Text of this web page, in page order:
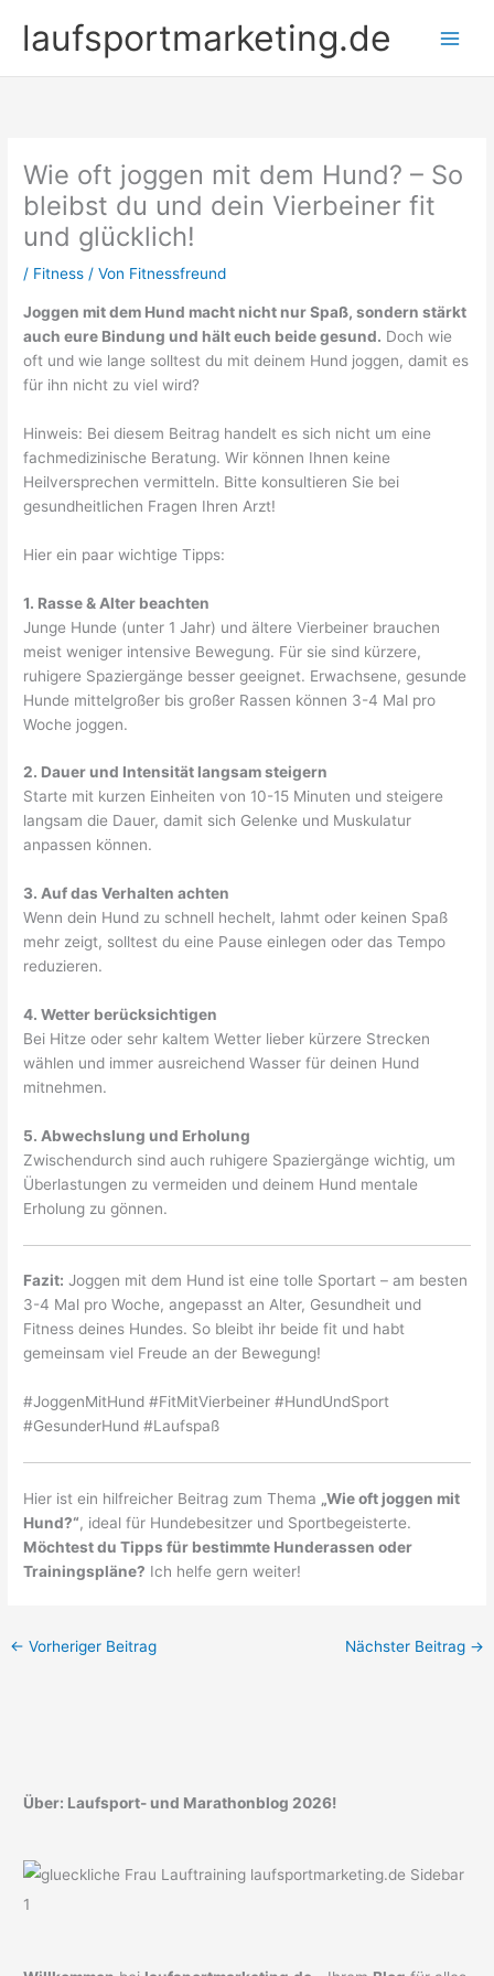
Inhaltlaufsportmarketing.de
Wie oft joggen mit dem Hund? – So
bleibst du und dein Vierbeiner fit
und glücklich!
/ Fitness / Von Fitnessfreund
Joggen mit dem Hund macht nicht nur Spaß, sondern stärkt
auch eure Bindung und hält euch beide gesund. Doch wie
oft und wie lange solltest du mit deinem Hund joggen, damit es
für ihn nicht zu viel wird?
Hinweis: Bei diesem Beitrag handelt es sich nicht um eine
fachmedizinische Beratung. Wir können Ihnen keine
Heilversprechen vermitteln. Bitte konsultieren Sie bei
gesundheitlichen Fragen Ihren Arzt!
Hier ein paar wichtige Tipps:
1. Rasse & Alter beachten
Junge Hunde (unter 1 Jahr) und ältere Vierbeiner brauchen
meist weniger intensive Bewegung. Für sie sind kürzere,
ruhigere Spaziergänge besser geeignet. Erwachsene, gesunde
Hunde mittelgroßer bis großer Rassen können 3-4 Mal pro
Woche joggen.
2. Dauer und Intensität langsam steigern
Starte mit kurzen Einheiten von 10-15 Minuten und steigere
langsam die Dauer, damit sich Gelenke und Muskulatur
anpassen können.
3. Auf das Verhalten achten
Wenn dein Hund zu schnell hechelt, lahmt oder keinen Spaß
mehr zeigt, solltest du eine Pause einlegen oder das Tempo
reduzieren.
4. Wetter berücksichtigen
Bei Hitze oder sehr kaltem Wetter lieber kürzere Strecken
wählen und immer ausreichend Wasser für deinen Hund
mitnehmen.
5. Abwechslung und Erholung
Zwischendurch sind auch ruhigere Spaziergänge wichtig, um
Überlastungen zu vermeiden und deinem Hund mentale
Erholung zu gönnen.
Fazit: Joggen mit dem Hund ist eine tolle Sportart – am besten
3-4 Mal pro Woche, angepasst an Alter, Gesundheit und
Fitness deines Hundes. So bleibt ihr beide fit und habt
gemeinsam viel Freude an der Bewegung!
#JoggenMitHund #FitMitVierbeiner #HundUndSport
#GesunderHund #Laufspaß
Hier ist ein hilfreicher Beitrag zum Thema „Wie oft joggen mit
Hund?“, ideal für Hundebesitzer und Sportbegeisterte.
Möchtest du Tipps für bestimmte Hunderassen oder
Trainingspläne? Ich helfe gern weiter!
← Vorheriger Beitrag Nächster Beitrag →
Über: Laufsport- und Marathonblog 2026!